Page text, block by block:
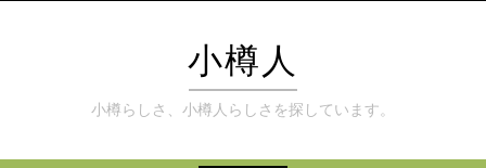
to
content
小樽人
小樽らしさ、小樽人らしさを探しています。